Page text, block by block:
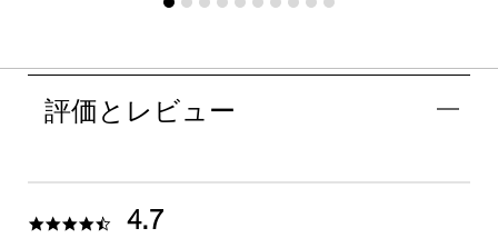
評価とレビュー
4.74.7